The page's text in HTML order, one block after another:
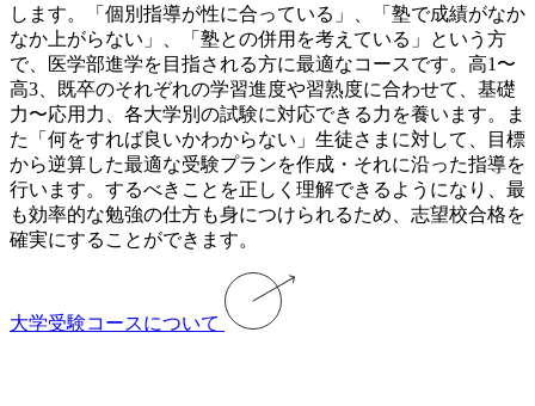
します。「個別指導が性に合っている」、「塾で成績がなか
なか上がらない」、「塾との併用を考えている」という方
で、医学部進学を目指される方に最適なコースです。高1〜
高3、既卒のそれぞれの学習進度や習熟度に合わせて、基礎
力〜応用力、各大学別の試験に対応できる力を養います。ま
た「何をすれば良いかわからない」生徒さまに対して、目標
から逆算した最適な受験プランを作成・それに沿った指導を
行います。するべきことを正しく理解できるようになり、最
も効率的な勉強の仕方も身につけられるため、志望校合格を
確実にすることができます。
大学受験コースについて